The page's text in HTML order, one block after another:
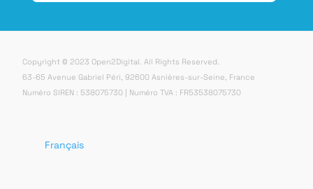
Copyright © 2023 Open2Digital. All Rights Reserved.
63-65 Avenue Gabriel Péri, 92600 Asnières-sur-Seine, France
Numéro SIREN : 538075730 | Numéro TVA : FR53538075730
Français